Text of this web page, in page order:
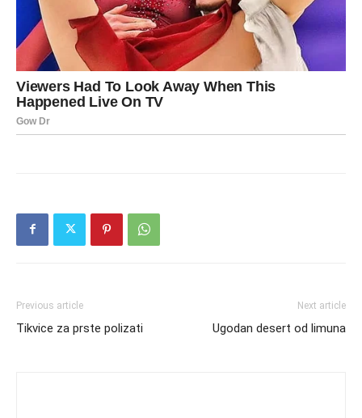
Previous article
Tikvice za prste polizati
Next article
Ugodan desert od limuna